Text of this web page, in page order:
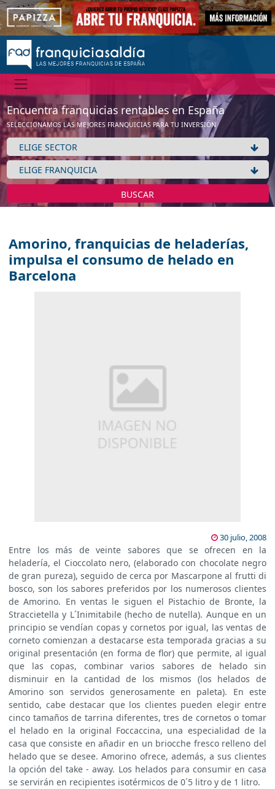
Encuentra franquicias rentables en España
SELECCIONAMOS LAS MEJORES FRANQUICIAS PARA TU INVERSIÓN
BUSCAR
Amorino, franquicias de heladerías,
impulsa el consumo de helado en
Barcelona
30 julio, 2008
Entre los más de veinte sabores que se ofrecen en la
heladería, el Cioccolato nero, (elaborado con chocolate negro
de gran pureza), seguido de cerca por Mascarpone al frutti di
bosco, son los sabores preferidos por los numerosos clientes
de Amorino. En ventas le siguen el Pistachio de Bronte, la
Straccietella y L´Inimitabile (hecho de nutella). Aunque en un
principio se vendían copas y cornetos por igual, las ventas de
corneto comienzan a destacarse esta temporada gracias a su
original presentación (en forma de flor) que permite, al igual
que las copas, combinar varios sabores de helado sin
disminuir en la cantidad de los mismos (los helados de
Amorino son servidos generosamente en paleta). En este
sentido, cabe destacar que los clientes pueden elegir entre
cinco tamaños de tarrina diferentes, tres de cornetos o tomar
el helado en la original Foccaccina, una especialidad de la
casa que consiste en añadir en un briocche fresco relleno del
helado que se desee. Amorino ofrece, además, a sus clientes
la opción del take - away. Los helados para consumir en casa
se servirán en recipientes isotérmicos de 0´5 litro y de 1 litro.